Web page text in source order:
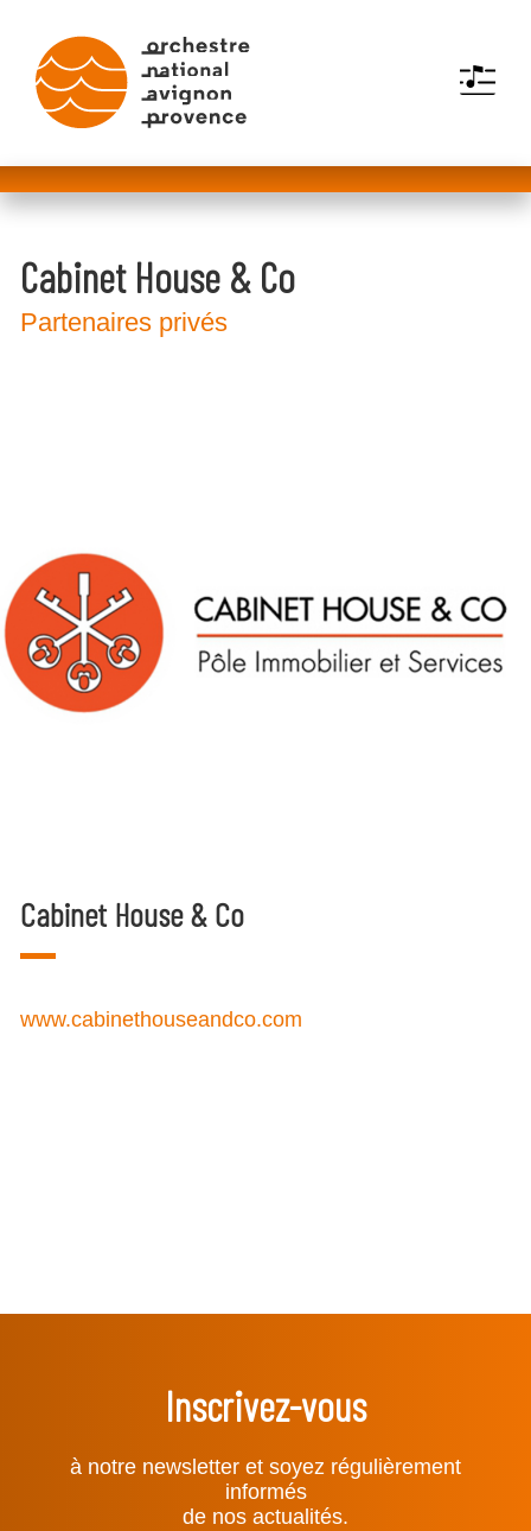
MENU
Cabinet House & Co
Partenaires privés
Cabinet House & Co
www.cabinethouseandco.com
Inscrivez-vous
à notre newsletter et soyez régulièrement
informés
de nos actualités.